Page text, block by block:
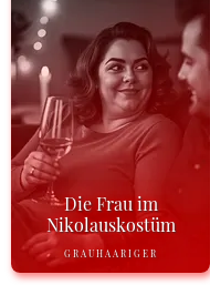
Die Frau im
Nikolauskostüm
GRAUHAARIGER